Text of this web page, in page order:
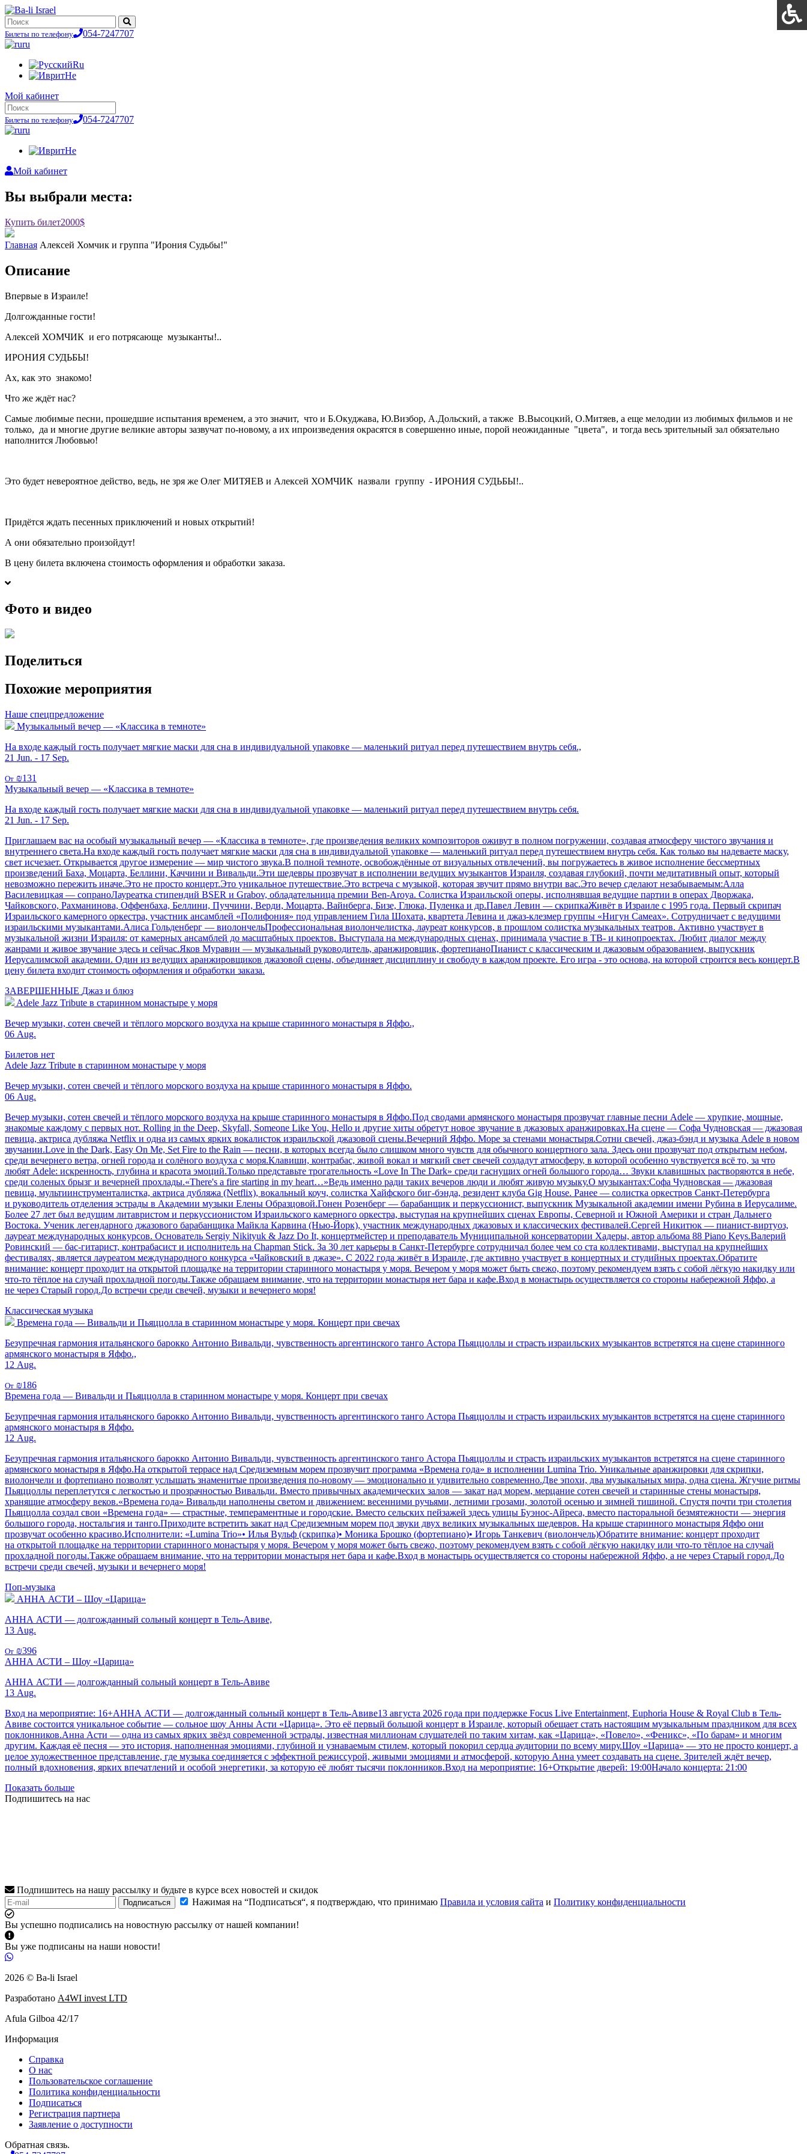
Билеты по телефону
054-7247707
ru
Ru
He
Мой кабинет
Билеты по телефону
054-7247707
ru
He
Мой кабинет
Вы выбрали места:
Купить билет2000$
Главная Алексей Хомчик и группа "Ирония Судьбы!"
Описание
Впервые в Израиле!
Долгожданные гости!
Алексей ХОМЧИК и его потрясающе музыканты!..
ИРОНИЯ СУДЬБЫ!
Ах, как это знакомо!
Что же ждёт нас?
Самые любимые песни, прошедшие испытания временем, а это значит, что и Б.Окуджава, Ю.Визбор, А.Дольский, а также В.Высоцкий, О.Митяев, а еще мелодии из любимых фильмов и не
только, да и многие другие великие авторы зазвучат по-новому, а их ипроизведения окрасятся в совершенно иные, порой неожиданные "цвета", и тогда весь зрительный зал обязательно
наполнится Любовью!
Это будет невероятное действо, ведь, не зря же Олег МИТЯЕВ и Алексей ХОМЧИК назвали группу - ИРОНИЯ СУДЬБЫ!..
Придётся ждать песенных приключений и новых открытий!
А они обязательно произойдут!
В цену билета включена стоимость оформления и обработки заказа.
Фото и видео
Поделиться
Похожие мероприятия
Наше спецпредложение
Музыкальный вечер — «Классика в темноте»
На входе каждый гость получает мягкие маски для сна в индивидуальной упаковке — маленький ритуал перед путешествием внутрь себя.,
21 Jun. - 17 Sep.
От ₪131
Музыкальный вечер — «Классика в темноте»
На входе каждый гость получает мягкие маски для сна в индивидуальной упаковке — маленький ритуал перед путешествием внутрь себя.
21 Jun. - 17 Sep.
Приглашаем вас на особый музыкальный вечер — «Классика в темноте», где произведения великих композиторов оживут в полном погружении, создавая атмосферу чистого звучания и
внутреннего света.На входе каждый гость получает мягкие маски для сна в индивидуальной упаковке — маленький ритуал перед путешествием внутрь себя. Как только вы надеваете маску,
свет исчезает. Открывается другое измерение — мир чистого звука.В полной темноте, освобождённые от визуальных отвлечений, вы погружаетесь в живое исполнение бессмертных
произведений Баха, Моцарта, Беллини, Каччини и Вивальди.Эти шедевры прозвучат в исполнении ведущих музыкантов Израиля, создавая глубокий, почти медитативный опыт, который
невозможно пережить иначе.Это не просто концерт.Это уникальное путешествие.Это встреча с музыкой, которая звучит прямо внутри вас.Это вечер сделают незабываемым:Алла
Василевицкая — сопраноЛауреатка стипендий BSER и Grabov, обладательница премии Ben-Aroya. Солистка Израильской оперы, исполнявшая ведущие партии в операх Дворжака,
Чайковского, Рахманинова, Оффенбаха, Беллини, Пуччини, Верди, Моцарта, Вайнберга, Бизе, Глюка, Пуленка и др.Павел Левин — скрипкаЖивёт в Израиле с 1995 года. Первый скрипач
Израильского камерного оркестра, участник ансамблей «Полифония» под управлением Гила Шохата, квартета Левина и джаз-клезмер группы «Нигун Самеах». Сотрудничает с ведущими
израильскими музыкантами.Алиса Гольденберг — виолончельПрофессиональная виолончелистка, лауреат конкурсов, в прошлом солистка музыкальных театров. Активно участвует в
музыкальной жизни Израиля: от камерных ансамблей до масштабных проектов. Выступала на международных сценах, принимала участие в ТВ- и кинопроектах. Любит диалог между
жанрами и живое звучание здесь и сейчас.Яков Муравин — музыкальный руководитель, аранжировщик, фортепианоПианист с классическим и джазовым образованием, выпускник
Иерусалимской академии. Один из ведущих аранжировщиков джазовой сцены, объединяет дисциплину и свободу в каждом проекте. Его игра - это основа, на которой строится весь концерт.В
цену билета входит стоимость оформления и обработки заказа.
ЗАВЕРШЕННЫЕ Джаз и блюз
Adele Jazz Tribute в старинном монастыре у моря
Вечер музыки, сотен свечей и тёплого морского воздуха на крыше старинного монастыря в Яффо.,
06 Aug.
Билетов нет
Adele Jazz Tribute в старинном монастыре у моря
Вечер музыки, сотен свечей и тёплого морского воздуха на крыше старинного монастыря в Яффо.
06 Aug.
Вечер музыки, сотен свечей и тёплого морского воздуха на крыше старинного монастыря в Яффо.Под сводами армянского монастыря прозвучат главные песни Adele — хрупкие, мощные,
знакомые каждому с первых нот. Rolling in the Deep, Skyfall, Someone Like You, Hello и другие хиты обретут новое звучание в джазовых аранжировках.На сцене — Софа Чудновская — джазовая
певица, актриса дубляжа Netflix и одна из самых ярких вокалисток израильской джазовой сцены.Вечерний Яффо. Море за стенами монастыря.Сотни свечей, джаз-бэнд и музыка Adele в новом
звучании.Love in the Dark, Easy On Me, Set Fire to the Rain — песни, в которых всегда было слишком много чувств для обычного концертного зала. Здесь они прозвучат под открытым небом,
среди вечернего ветра, огней города и солёного воздуха с моря.Клавиши, контрабас, живой вокал и мягкий свет свечей создадут атмосферу, в которой особенно чувствуется всё то, за что
любят Adele: искренность, глубина и красота эмоций.Только представьте трогательность «Love In The Dark» среди гаснущих огней большого города… Звуки клавишных растворяются в небе,
среди соленых брызг и вечерней прохлады.«There's a fire starting in my heart…»Ведь именно ради таких вечеров люди и любят живую музыку.О музыкантах:Софа Чудновская — джазовая
певица, мультиинструменталистка, актриса дубляжа (Netflix), вокальный коуч, солистка Хайфского биг-бэнда, резидент клуба Gig House. Ранее — солистка оркестров Санкт-Петербурга
и руководитель отделения эстрады в Академии музыки Елены Образцовой.Гонен Розенберг — барабанщик и перкуссионист, выпускник Музыкальной академии имени Рубина в Иерусалиме.
Более 27 лет был ведущим литавристом и перкуссионистом Израильского камерного оркестра, выступая на крупнейших сценах Европы, Северной и Южной Америки и стран Дальнего
Востока. Ученик легендарного джазового барабанщика Майкла Карвина (Нью-Йорк), участник международных джазовых и классических фестивалей.Сергей Никитюк — пианист-виртуоз,
лауреат международных конкурсов. Основатель Sergiy Nikityuk & Jazz Do It, концертмейстер и преподаватель Муниципальной консерватории Хадеры, автор альбома 88 Piano Keys.Валерий
Ровинский — бас-гитарист, контрабасист и исполнитель на Chapman Stick. За 30 лет карьеры в Санкт-Петербурге сотрудничал более чем со ста коллективами, выступал на крупнейших
фестивалях, является лауреатом международного конкурса «Чайковский в джазе». С 2022 года живёт в Израиле, где активно участвует в концертных и студийных проектах.Обратите
внимание: концерт проходит на открытой площадке на территории старинного монастыря у моря. Вечером у моря может быть свежо, поэтому рекомендуем взять с собой лёгкую накидку или
что-то тёплое на случай прохладной погоды.Также обращаем внимание, что на территории монастыря нет бара и кафе.Вход в монастырь осуществляется со стороны набережной Яффо, а
не через Старый город.До встречи среди свечей, музыки и вечернего моря!
Классическая музыка
Времена года — Вивальди и Пьяццолла в старинном монастыре у моря. Концерт при свечах
Безупречная гармония итальянского барокко Антонио Вивальди, чувственность аргентинского танго Астора Пьяццоллы и страсть израильских музыкантов встретятся на сцене старинного
армянского монастыря в Яффо.,
12 Aug.
От ₪186
Времена года — Вивальди и Пьяццолла в старинном монастыре у моря. Концерт при свечах
Безупречная гармония итальянского барокко Антонио Вивальди, чувственность аргентинского танго Астора Пьяццоллы и страсть израильских музыкантов встретятся на сцене старинного
армянского монастыря в Яффо.
12 Aug.
Безупречная гармония итальянского барокко Антонио Вивальди, чувственность аргентинского танго Астора Пьяццоллы и страсть израильских музыкантов встретятся на сцене старинного
армянского монастыря в Яффо.На открытой террасе над Средиземным морем прозвучит программа «Времена года» в исполнении Lumina Trio. Уникальные аранжировки для скрипки,
виолончели и фортепиано позволят услышать знаменитые произведения по-новому — эмоционально и удивительно современно.Две эпохи, два музыкальных мира, одна сцена. Жгучие ритмы
Пьяццоллы переплетутся с легкостью и прозрачностью Вивальди. Вместо привычных академических залов — закат над морем, мерцание сотен свечей и старинные стены монастыря,
хранящие атмосферу веков.«Времена года» Вивальди наполнены светом и движением: весенними ручьями, летними грозами, золотой осенью и зимней тишиной. Спустя почти три столетия
Пьяццолла создал свои «Времена года» — страстные, темпераментные и городские. Вместо сельских пейзажей здесь улицы Буэнос-Айреса, вместо пасторальной безмятежности — энергия
большого города, ностальгия и танго.Приходите встретить закат над Средиземным морем под звуки двух великих музыкальных шедевров. На крыше старинного монастыря Яффо они
прозвучат особенно красиво.Исполнители: «Lumina Trio»• Илья Вульф (скрипка)• Моника Брошко (фортепиано)• Игорь Танкевич (виолончель)Обратите внимание: концерт проходит
на открытой площадке на территории старинного монастыря у моря. Вечером у моря может быть свежо, поэтому рекомендуем взять с собой лёгкую накидку или что-то тёплое на случай
прохладной погоды.Также обращаем внимание, что на территории монастыря нет бара и кафе.Вход в монастырь осуществляется со стороны набережной Яффо, а не через Старый город.До
встречи среди свечей, музыки и вечернего моря!
Поп-музыка
АННА АСТИ – Шоу «Царица»
АННА АСТИ — долгожданный сольный концерт в Тель-Авиве,
13 Aug.
От ₪396
АННА АСТИ – Шоу «Царица»
АННА АСТИ — долгожданный сольный концерт в Тель-Авиве
13 Aug.
Вход на мероприятие: 16+АННА АСТИ — долгожданный сольный концерт в Тель-Авиве13 августа 2026 года при поддержке Focus Live Entertainment, Euphoria House & Royal Club в Тель-
Авиве состоится уникальное событие — сольное шоу Анны Асти «Царица». Это её первый большой концерт в Израиле, который обещает стать настоящим музыкальным праздником для всех
поклонников.Анна Асти — одна из самых ярких звёзд современной эстрады, известная миллионам слушателей по таким хитам, как «Царица», «Повело», «Феникс», «По барам» и многим
другим. Каждая её песня — это история, наполненная эмоциями, глубиной и узнаваемым стилем, который покорил сердца аудитории по всему миру.Шоу «Царица» — это не просто концерт, а
целое художественное представление, где музыка соединяется с эффектной режиссурой, живыми эмоциями и атмосферой, которую Анна умеет создавать на сцене. Зрителей ждёт вечер,
полный вдохновения, ярких впечатлений и особой энергетики, за которую её любят тысячи поклонников.Вход на мероприятие: 16+Открытие дверей: 19:00Начало концерта: 21:00
Показать больше
Подпишитесь на нас
Подпишитесь на нашу рассылку и будьте в курсе всех новостей и скидок
Подписаться Нажимая на “Подписаться“, я подтверждаю, что принимаю Правила и условия сайта и Политику конфиденциальности
Вы успешно подписались на новостную рассылку от нашей компании!
Вы уже подписаны на наши новости!
2026 © Ba-li Israel
Разработано A4WI invest LTD
Afula Gilboa 42/17
Информация
Справка
О нас
Пользовательское соглашение
Политика конфиденциальности
Подписаться
Регистрация партнера
Заявление о доступности
Обратная связь.